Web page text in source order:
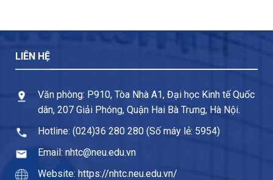
LIÊN HỆ
Văn phòng: P910, Tòa Nhà A1, Đại học Kinh tế Quốc
dân, 207 Giải Phóng, Quận Hai Bà Trưng, Hà Nội.
Hotline: (024)36 280 280 (Số máy lẻ: 5954)
Email: nhtc@neu.edu.vn
Website: https://nhtc.neu.edu.vn/